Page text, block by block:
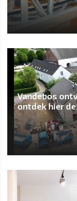
Vandebos
ontdek hier